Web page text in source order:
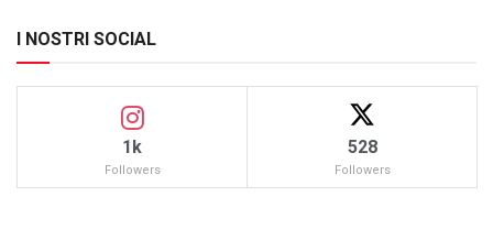
I NOSTRI SOCIAL
1k
Followers
528
Followers